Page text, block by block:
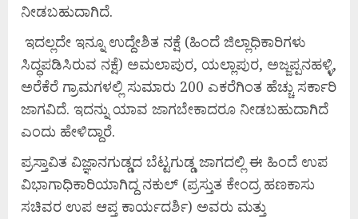
ನೀಡಬಹುದಾಗಿದೆ.
ಇದಲ್ಲದೇ ಇನ್ನೂ ಉದ್ದೇಶಿತ ನಕ್ಷೆ (ಹಿಂದೆ ಜಿಲ್ಲಾಧಿಕಾರಿಗಳು
ಸಿದ್ಧಪಡಿಸಿರುವ ನಕ್ಷೆ) ಅಮಲಾಪುರ, ಯಲ್ಲಾಪುರ, ಅಜ್ಜಪ್ಪನಹಳ್ಳಿ,
ಅರೆಕೆರೆ ಗ್ರಾಮಗಳಲ್ಲಿ ಸುಮಾರು 200 ಎಕರೆಗಿಂತ ಹೆಚ್ಚು ಸರ್ಕಾರಿ
ಜಾಗವಿದೆ. ಇದನ್ನು ಯಾವ ಜಾಗಬೇಕಾದರೂ ನೀಡಬಹುದಾಗಿದೆ
ಎಂದು ಹೇಳಿದ್ದಾರೆ.
ಪ್ರಸ್ತಾವಿತ ವಿಜ್ಞಾನಗುಡ್ಡದ ಬೆಟ್ಟಗುಡ್ಡ ಜಾಗದಲ್ಲಿ ಈ ಹಿಂದೆ ಉಪ
ವಿಭಾಗಾಧಿಕಾರಿಯಾಗಿದ್ದ ನಕುಲ್ (ಪ್ರಸ್ತುತ ಕೇಂದ್ರ ಹಣಕಾಸು
ಸಚಿವರ ಉಪ ಆಪ್ತ ಕಾರ್ಯದರ್ಶಿ) ಅವರು ಮತ್ತು